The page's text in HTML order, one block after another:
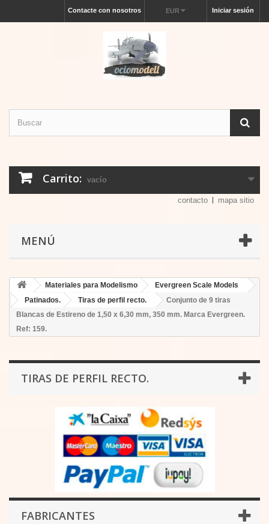
Iniciar sesión
EUR
Contacte con nosotros
Carrito: vacío
contacto mapa sitio
MENÚ
Materiales para Modelismo
Evergreen Scale Models
Patinados.
Tiras de perfil recto.
Conjunto de 9 tiras
Blancas de Estireno de 1,50 x 6,30 mm, 350 mm. Marca Evergreen.
Ref: 159.
TIRAS DE PERFIL RECTO.
FABRICANTES